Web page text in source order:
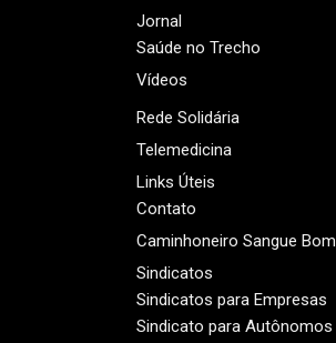
Jornal
Saúde no Trecho
Vídeos
Rede Solidária
Telemedicina
Links Úteis
Contato
Caminhoneiro Sangue Bom
Sindicatos
Sindicatos para Empresas
Sindicato para Autônomos